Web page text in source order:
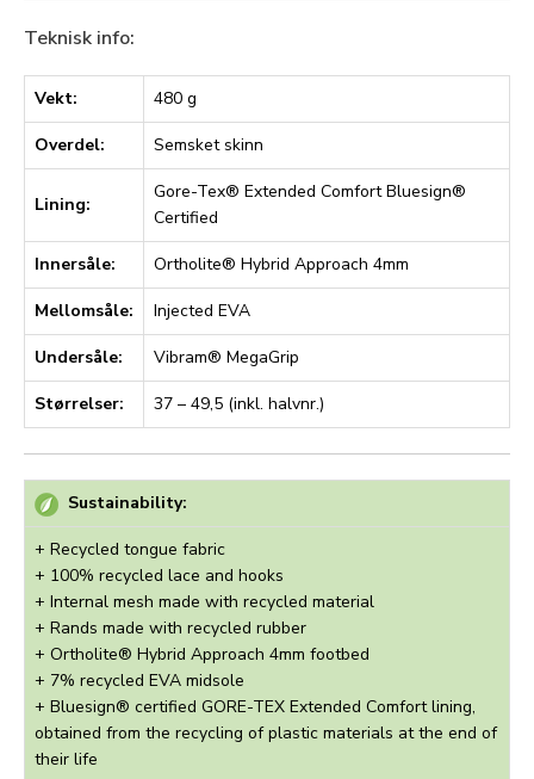
Teknisk info:
Vekt: 480 g
Overdel: Semsket skinn
Lining:
Gore-Tex® Extended Comfort Bluesign®
Certified
Innersåle: Ortholite® Hybrid Approach 4mm
Mellomsåle: Injected EVA
Undersåle: Vibram® MegaGrip
Størrelser: 37 – 49,5 (inkl. halvnr.)
Sustainability:
+ Recycled tongue fabric
+ 100% recycled lace and hooks
+ Internal mesh made with recycled material
+ Rands made with recycled rubber
+ Ortholite® Hybrid Approach 4mm footbed
+ 7% recycled EVA midsole
+ Bluesign® certified GORE-TEX Extended Comfort lining,
obtained from the recycling of plastic materials at the end of
their life